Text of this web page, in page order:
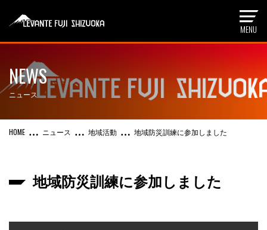
NEWS
ニュース
ニュース 地域活動 地域防災訓練に参加しました
地域防災訓練に参加しました